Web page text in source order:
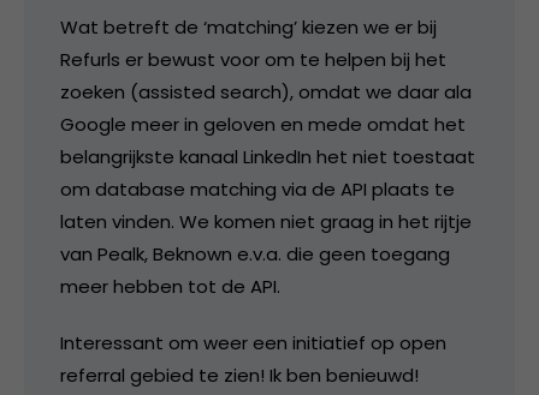
Wat betreft de ‘matching’ kiezen we er bij
Refurls er bewust voor om te helpen bij het
zoeken (assisted search), omdat we daar ala
Google meer in geloven en mede omdat het
belangrijkste kanaal LinkedIn het niet toestaat
om database matching via de API plaats te
laten vinden. We komen niet graag in het rijtje
van Pealk, Beknown e.v.a. die geen toegang
meer hebben tot de API.
Interessant om weer een initiatief op open
referral gebied te zien! Ik ben benieuwd!